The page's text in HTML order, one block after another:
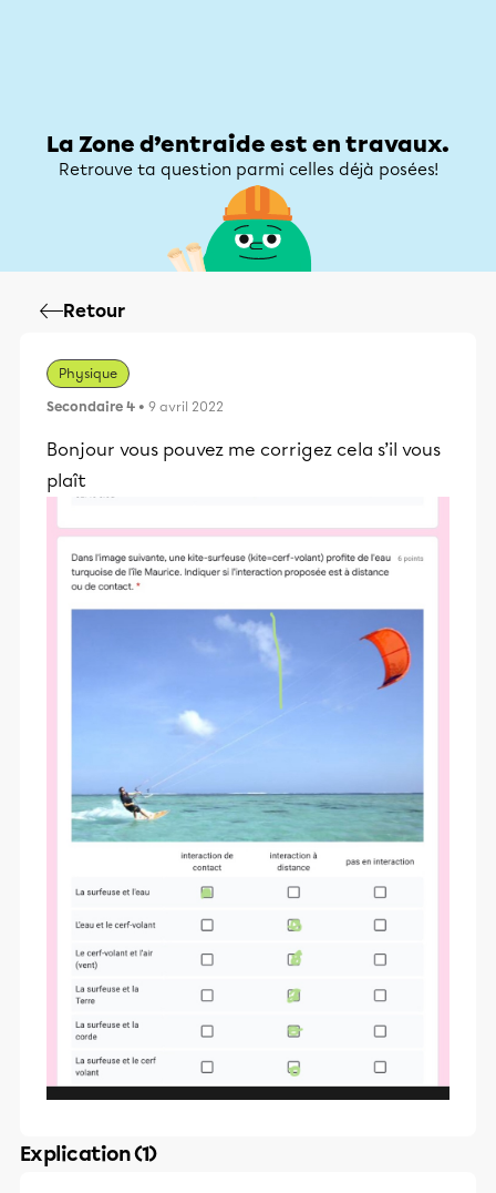
La Zone d’entraide est en travaux.
Retrouve ta question parmi celles déjà posées!
Retour
Physique
Secondaire 4 • 9 avril 2022
Bonjour vous pouvez me corrigez cela s’il vous
plaît
Explication (1)